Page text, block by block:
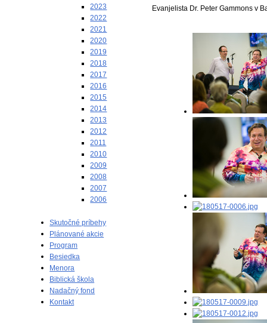
2023
2022
2021
2020
2019
2018
2017
2016
2015
2014
2013
2012
2011
2010
2009
2008
2007
2006
Skutočné príbehy
Plánované akcie
Program
Besiedka
Menora
Biblická škola
Nadačný fond
Kontakt
Evanjelista Dr. Peter Gammons v